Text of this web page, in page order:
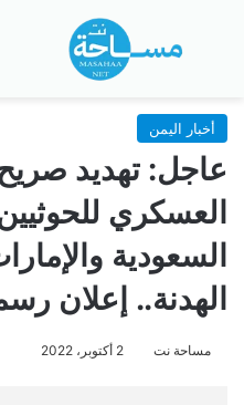
بحث عن
أخبار اليمن
عاجل: تهديد
العسكري
السعودية
الهدنة.. إعلان
مساحة نت 2 أكتوبر، 2022